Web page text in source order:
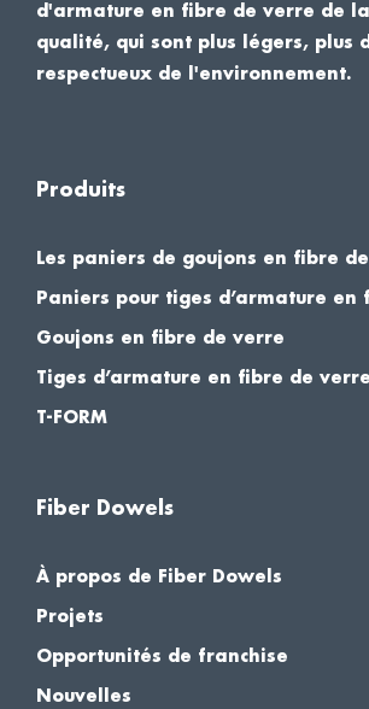
d'armature en fibre de verre de
qualité, qui sont plus légers, plus
respectueux de l'environnement.
Produits
Les paniers de goujons en fibre
Paniers pour tiges d’armature en
Goujons en fibre de verre
Tiges d’armature en fibre de verre
T-FORM
Fiber Dowels
À propos de Fiber Dowels
Projets
Opportunités de franchise
Nouvelles